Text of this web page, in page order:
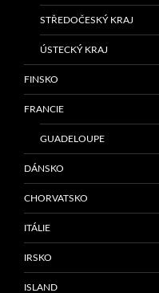
STŘEDOČESKÝ KRAJ
ÚSTECKÝ KRAJ
FINSKO
FRANCIE
GUADELOUPE
DÁNSKO
CHORVATSKO
ITÁLIE
IRSKO
ISLAND